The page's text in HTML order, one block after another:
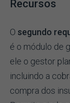
Recursos
O segundo
é o módulo de
ele o gestor
incluindo a
compra dos